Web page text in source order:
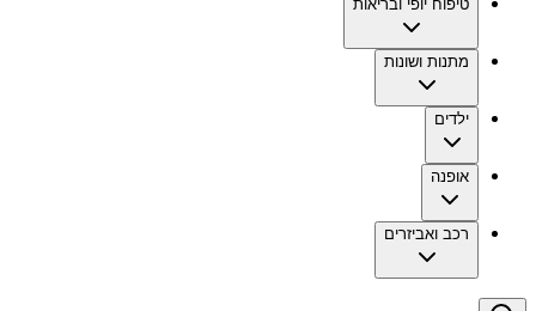
טיפוח יופי ובריאות
מתנות ושונות
ילדים
אופנה
רכב ואביזרים